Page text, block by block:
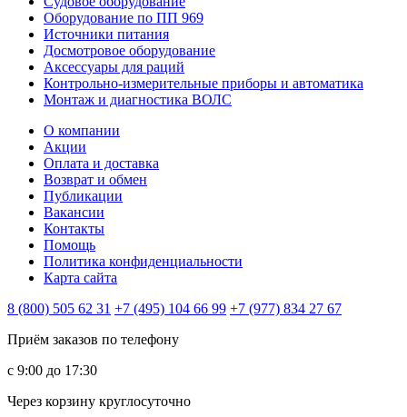
Оборудование по ПП 969
Источники питания
Досмотровое оборудование
Аксессуары для раций
Контрольно-измерительные приборы и автоматика
Монтаж и диагностика ВОЛС
О компании
Акции
Оплата и доставка
Возврат и обмен
Публикации
Вакансии
Контакты
Помощь
Политика конфиденциальности
Карта сайта
8 (800) 505 62 31 +7 (495) 104 66 99 +7 (977) 834 27 67
Приём заказов по телефону
с 9:00 до 17:30
Через корзину круглосуточно